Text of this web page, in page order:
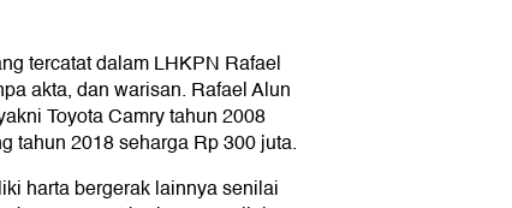
tercatat dalam LHKPN Rafael
akta, dan warisan. Rafael Alun
Toyota Camry tahun 2008
tahun 2018 seharga Rp 300 juta.
harta bergerak lainnya senilai